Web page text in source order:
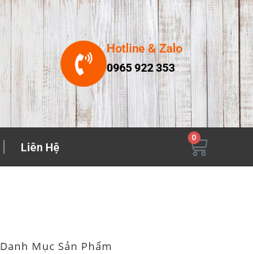
Hotline & Zalo
0965 922 353
Liên Hệ
0
Danh Mục Sản Phẩm